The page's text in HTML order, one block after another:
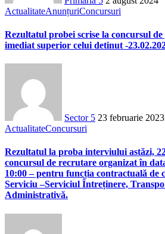
ActualitateAnunțuriConcursuri
Rezultatul probei scrise la concursul
imediat superior celui detinut -
Sector 5 23 februarie 2023
ActualitateConcursuri
Rezultatul la proba interviului astăzi,
concursul de recrutare organizat în
10:00 – pentru funcția contractuală de
Serviciu –Serviciul Întreținere,
Administrativă.